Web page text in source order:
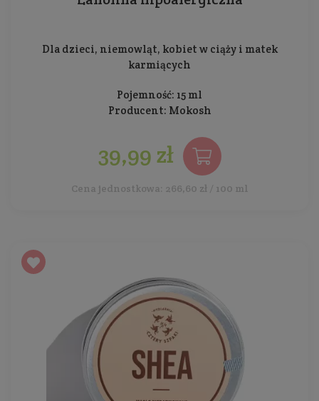
Dla dzieci, niemowląt, kobiet w ciąży i matek
karmiących
Pojemność: 15 ml
Producent: Mokosh
39,99 zł
Cena jednostkowa: 266,60 zł / 100 ml